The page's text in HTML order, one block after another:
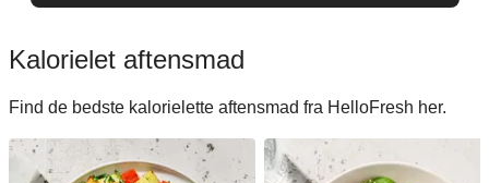
Kalorielet aftensmad
Find de bedste kalorielette aftensmad fra HelloFresh her.